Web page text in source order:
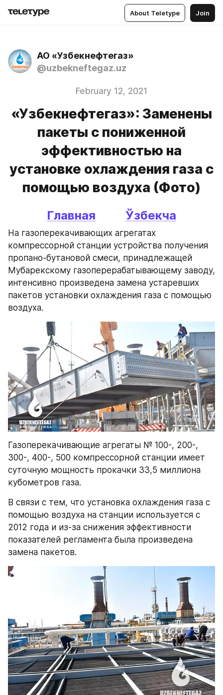
About Teletype Join
АО «Узбекнефтегаз»
@uzbekneftegaz.uz
February 12, 2021
«Узбекнефтегаз»: Заменены
пакеты с пониженной
эффективностью на
установке охлаждения газа с
помощью воздуха (Фото)
Главная Ўзбекча
На газоперекачивающих агрегатах
компрессорной станции устройства получения
пропано-бутановой смеси, принадлежащей
Мубарекскому газоперерабатывающему заводу,
интенсивно произведена замена устаревших
пакетов установки охлаждения газа с помощью
воздуха.
Газоперекачивающие агрегаты № 100-, 200-,
300-, 400-, 500 компрессорной станции имеет
суточную мощность прокачки 33,5 миллиона
кубометров газа.
В связи с тем, что установка охлаждения газа с
помощью воздуха на станции используется с
2012 года и из-за снижения эффективности
показателей регламента была произведена
замена пакетов.